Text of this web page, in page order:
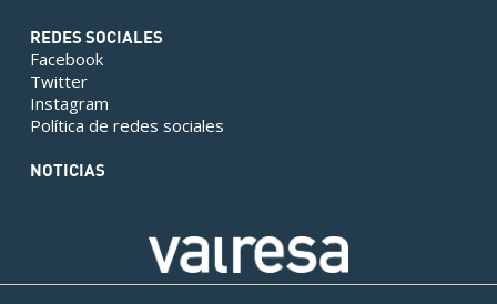
REDES SOCIALES
Facebook
Twitter
Instagram
Política de redes sociales
NOTICIAS